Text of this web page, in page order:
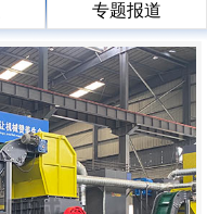
专题报道